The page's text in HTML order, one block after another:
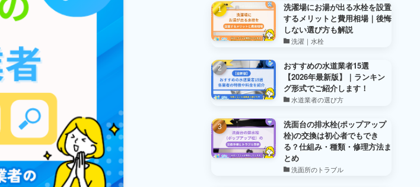
洗濯場にお湯が出る水栓を設置
するメリットと費用相場｜後悔
しない選び方も解説
洗濯｜水栓
おすすめの水道業者15選
【2026年最新版】｜ランキン
グ形式でご紹介します！
水道業者の選び方
洗面台の排水栓(ポップアップ
栓)の交換は初心者でもでき
る？仕組み・種類・修理方法ま
とめ
洗面所のトラブル